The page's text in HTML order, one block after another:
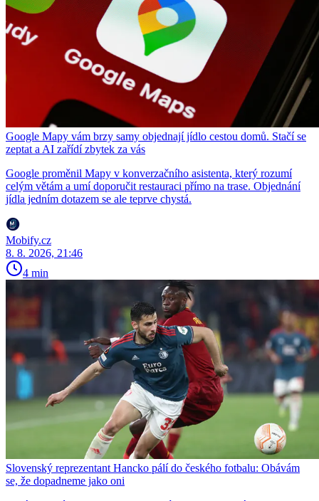
Google Mapy vám brzy samy objednají jídlo cestou domů. Stačí se
zeptat a AI zařídí zbytek za vás
Google proměnil Mapy v konverzačního asistenta, který rozumí
celým větám a umí doporučit restauraci přímo na trase. Objednání
jídla jedním dotazem se ale teprve chystá.
Mobify.cz
8. 8. 2026, 21:46
4 min
Slovenský reprezentant Hancko pálí do českého fotbalu: Obávám
se, že dopadneme jako oni